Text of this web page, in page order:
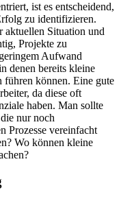
ist es entscheidend,
zu identifizieren.
aktuellen Situation und
Projekte zu
Aufwand
denen bereits kleine
führen können. Eine gute
da diese oft
haben. Man sollte
nur noch
Prozesse vereinfacht
Wo können kleine